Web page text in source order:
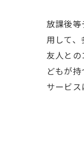
放課後
用して
友人と
どもが
サービ